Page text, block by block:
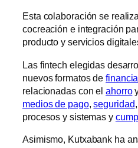
Esta colaboración se
cocreación e integración
producto y servicios
Las fintech elegidas
nuevos formatos de
relacionadas con el ahorro
medios de pago,seguridad
procesos y sistemas y
Asimismo, Kutxabank ha